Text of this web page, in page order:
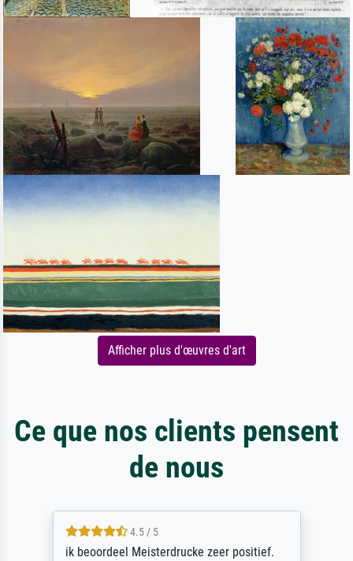
Afficher plus d'œuvres d'art
Ce que nos clients pensent
de nous
4.5 / 5
ik beoordeel Meisterdrucke zeer positief.